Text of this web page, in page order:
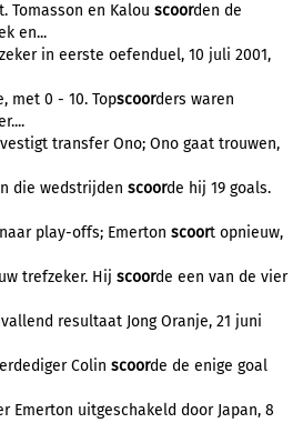
Tomasson en Kalou scoorden de
en...
in eerste oefenduel, 10 juli 2001,
met 0 - 10. Topscoorders waren
transfer Ono; Ono gaat trouwen,
die wedstrijden scoorde hij 19 goals.
play-offs; Emerton scoort opnieuw,
trefzeker. Hij scoorde een van de vier
resultaat Jong Oranje, 21 juni
Colin scoorde de enige goal
Emerton uitgeschakeld door Japan, 8